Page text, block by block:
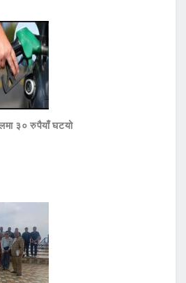
३० रुपैयाँ घटयो